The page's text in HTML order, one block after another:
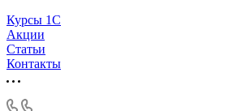
Курсы 1С
Акции
Статьи
Контакты